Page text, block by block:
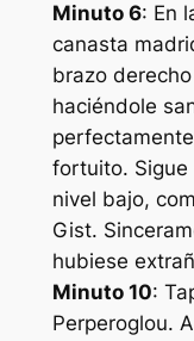
Minuto 6: En
canasta
brazo
haciéndole
fortuito.
nivel bajo,
Gist.
hubiese
Minuto 10:
Perperoglou.